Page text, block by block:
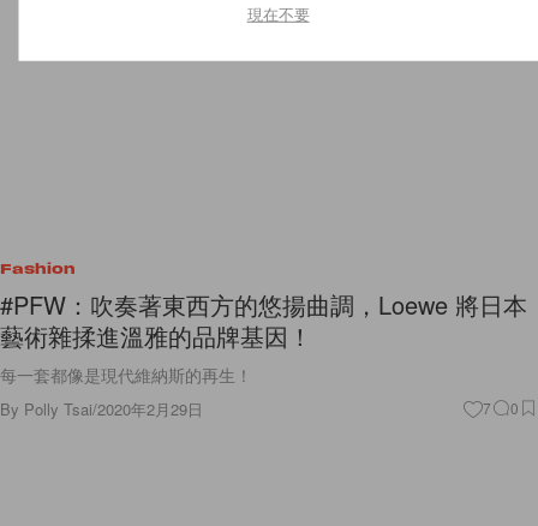
Fashion
#PFW：吹奏著東西方的悠揚曲調，Loewe 將日本
藝術雜揉進溫雅的品牌基因！
每一套都像是現代維納斯的再生！
By Polly Tsai/2020年2月29日 7 0
現在不要